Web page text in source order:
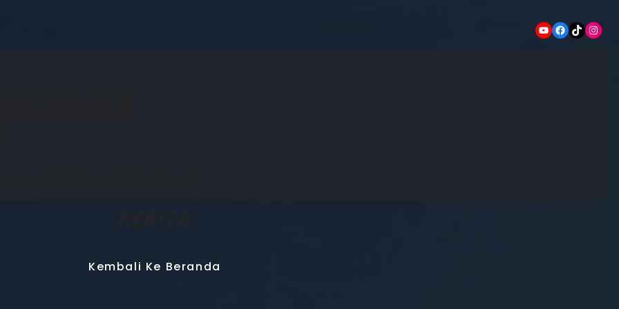
YouTube Facebook TikTok Instagram
Kembali Ke Beranda